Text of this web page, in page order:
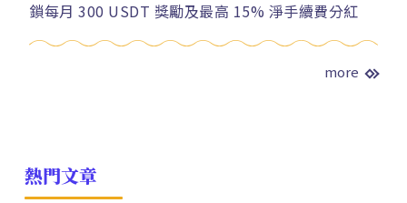
鎖每月 300 USDT 獎勵及最高 15% 淨手續費分紅
more
熱門文章